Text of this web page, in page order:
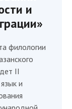
и
филологии
II
и